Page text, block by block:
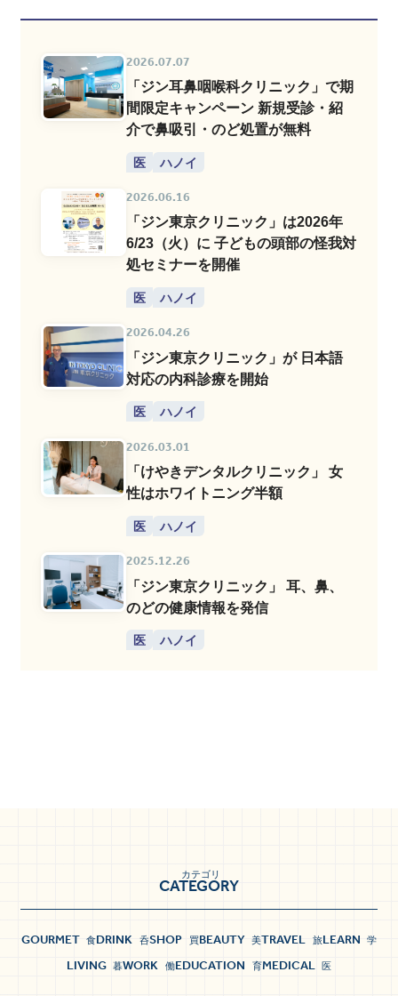
2026.07.07
「ジン耳鼻咽喉科クリニック」で期
間限定キャンペーン 新規受診・紹
介で鼻吸引・のど処置が無料
医 ハノイ
2026.06.16
「ジン東京クリニック」は2026年
6/23（火）に 子どもの頭部の怪我対
処セミナーを開催
医 ハノイ
2026.04.26
「ジン東京クリニック」が 日本語
対応の内科診療を開始
医 ハノイ
2026.03.01
「けやきデンタルクリニック」 女
性はホワイトニング半額
医 ハノイ
2025.12.26
「ジン東京クリニック」 耳、鼻、
のどの健康情報を発信
医 ハノイ
CATEGORY
カテゴリ
GOURMET 食DRINK 呑SHOP 買BEAUTY 美TRAVEL 旅LEARN 学
LIVING 暮WORK 働EDUCATION 育MEDICAL 医